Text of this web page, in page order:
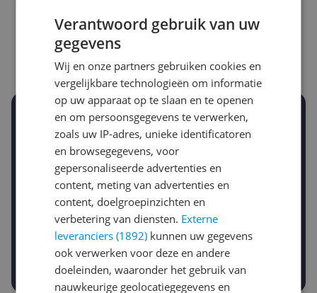
Stel een alert in en mis geen prijsdaling
Krijg een seintje zodra de prijs zakt
Jouw e-mailadres
Gewenste daling of bedrag
-10% -15%
Gewenste prijs
€
Prijsalert aanzetten
Verantwoord gebruik van uw
gegevens
Wij en onze partners gebruiken cookies en
vergelijkbare technologieën om informatie
op uw apparaat op te slaan en te openen
en om persoonsgegevens te verwerken,
zoals uw IP-adres, unieke identificatoren
en browsegegevens, voor
gepersonaliseerde advertenties en
content, meting van advertenties en
content, doelgroepinzichten en
verbetering van diensten. Externe
leveranciers (1892) kunnen uw gegevens
ook verwerken voor deze en andere
doeleinden, waaronder het gebruik van
nauwkeurige geolocatiegegevens en